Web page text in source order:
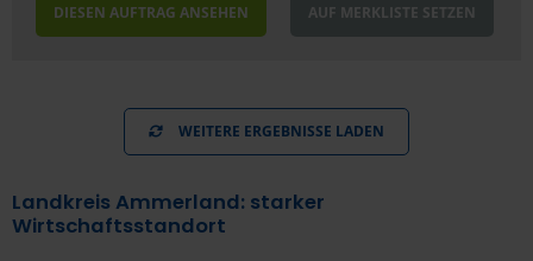
DIESEN AUFTRAG ANSEHEN AUF MERKLISTE SETZEN
WEITERE ERGEBNISSE LADEN
Landkreis Ammerland: starker
Wirtschaftsstandort